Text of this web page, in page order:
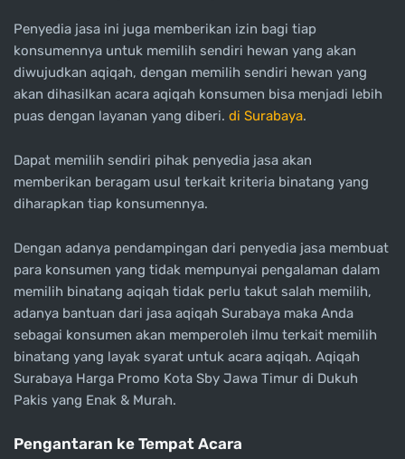
Penyedia jasa ini juga memberikan izin bagi tiap
konsumennya untuk memilih sendiri hewan yang akan
diwujudkan aqiqah, dengan memilih sendiri hewan yang
akan dihasilkan acara aqiqah konsumen bisa menjadi lebih
puas dengan layanan yang diberi. di Surabaya.
Dapat memilih sendiri pihak penyedia jasa akan
memberikan beragam usul terkait kriteria binatang yang
diharapkan tiap konsumennya.
Dengan adanya pendampingan dari penyedia jasa membuat
para konsumen yang tidak mempunyai pengalaman dalam
memilih binatang aqiqah tidak perlu takut salah memilih,
adanya bantuan dari jasa aqiqah Surabaya maka Anda
sebagai konsumen akan memperoleh ilmu terkait memilih
binatang yang layak syarat untuk acara aqiqah. Aqiqah
Surabaya Harga Promo Kota Sby Jawa Timur di Dukuh
Pakis yang Enak & Murah.
Pengantaran ke Tempat Acara